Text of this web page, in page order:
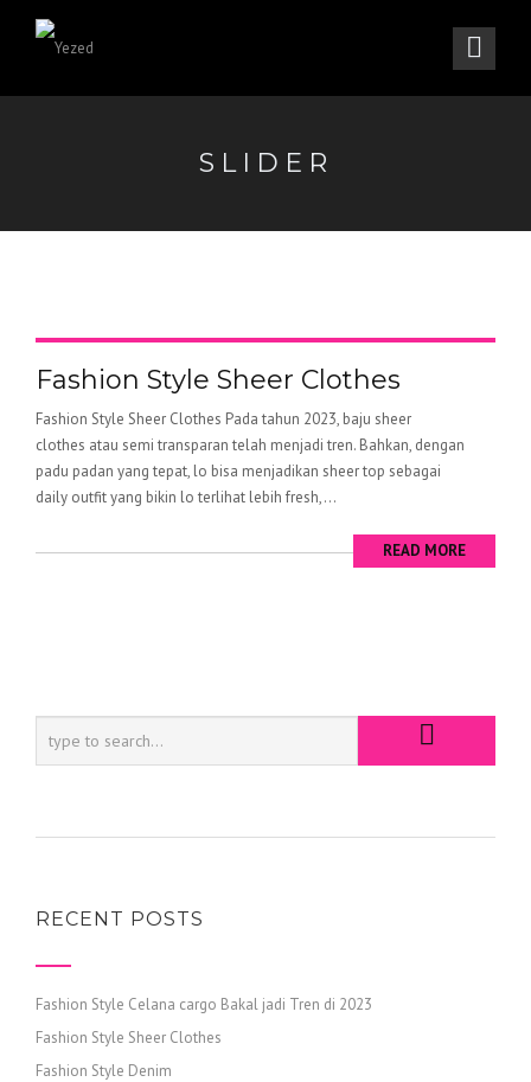
SLIDER
Fashion Style Sheer Clothes
Fashion Style Sheer Clothes Pada tahun 2023, baju sheer
clothes atau semi transparan telah menjadi tren. Bahkan, dengan
padu padan yang tepat, lo bisa menjadikan sheer top sebagai
daily outfit yang bikin lo terlihat lebih fresh,...
READ MORE
RECENT POSTS
Fashion Style Celana cargo Bakal jadi Tren di 2023
Fashion Style Sheer Clothes
Fashion Style Denim